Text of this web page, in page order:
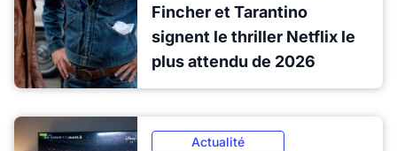
Fincher et Tarantino
signent le thriller Netflix le
plus attendu de 2026
Actualité